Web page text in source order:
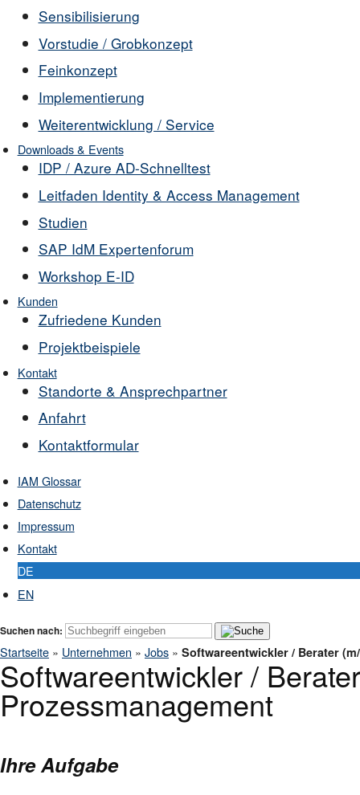
Sensibilisierung
Vorstudie / Grobkonzept
Feinkonzept
Implementierung
Weiterentwicklung / Service
Downloads & Events
IDP / Azure AD-Schnelltest
Leitfaden Identity & Access Management
Studien
SAP IdM Expertenforum
Workshop E-ID
Kunden
Zufriedene Kunden
Projektbeispiele
Kontakt
Standorte & Ansprechpartner
Anfahrt
Kontaktformular
IAM Glossar
Datenschutz
Impressum
Kontakt
DE
EN
Suchen nach:
Startseite » Unternehmen » Jobs » Softwareentwickler / Berater
Softwareentwickler /
Prozessmanagement
Ihre Aufgabe